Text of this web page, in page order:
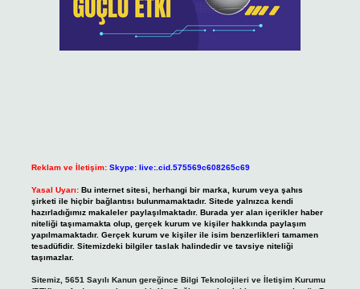
Reklam ve İletişim: Skype: live:.cid.575569c608265c69
Yasal Uyarı: Bu internet sitesi, herhangi bir marka, kurum veya şahıs
şirketi ile hiçbir bağlantısı bulunmamaktadır. Sitede yalnızca kendi
hazırladığımız makaleler paylaşılmaktadır. Burada yer alan içerikler haber
niteliği taşımamakta olup, gerçek kurum ve kişiler hakkında paylaşım
yapılmamaktadır. Gerçek kurum ve kişiler ile isim benzerlikleri tamamen
tesadüfidir. Sitemizdeki bilgiler taslak halindedir ve tavsiye niteliği
taşımazlar.
Sitemiz, 5651 Sayılı Kanun gereğince Bilgi Teknolojileri ve İletişim Kurumu